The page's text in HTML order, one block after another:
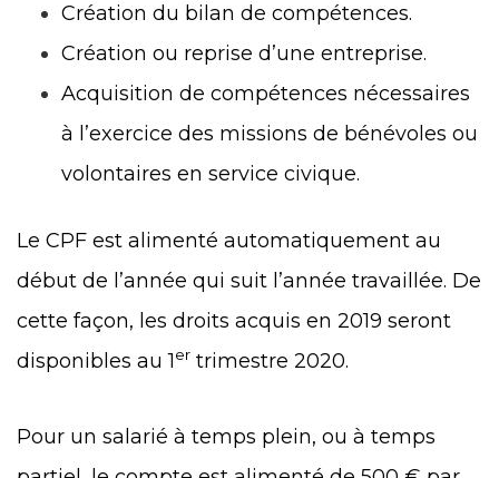
Création du bilan de compétences.
Création ou reprise d’une entreprise.
Acquisition de compétences nécessaires
à l’exercice des missions de bénévoles ou
volontaires en service civique.
Le CPF est alimenté automatiquement au
début de l’année qui suit l’année travaillée. De
cette façon, les droits acquis en 2019 seront
disponibles au 1er trimestre 2020.
Pour un salarié à temps plein, ou à temps